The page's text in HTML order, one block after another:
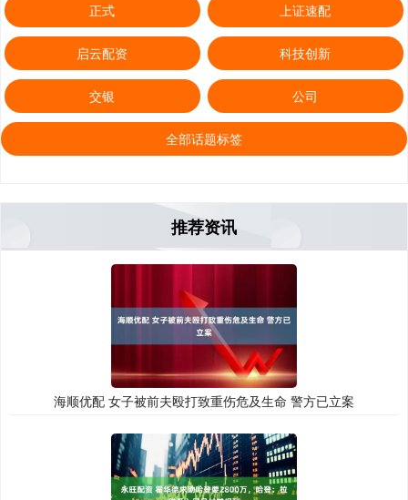
正式 上证速配
启云配资 科技创新
交银 公司
全部话题标签
推荐资讯
海顺优配 女子被前夫殴打致重伤危及生命 警方已立案